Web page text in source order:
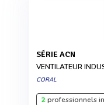
SÉRIE ACN
VENTILATEUR
CORAL
2professionnels